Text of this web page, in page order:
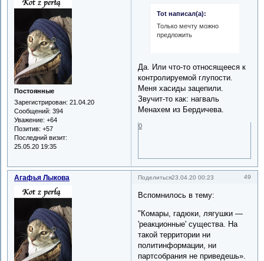
Постоянные
Зарегистрирован: 21.04.20
Сообщений: 394
Уважение: +64
Позитив: +57
Последний визит:
25.05.20 19:35
Tot написал(а):
Только мечту можно
предложить
Да. Или что-то относящееся к
контролируемой глупости.
Меня хасиды зацепили.
Звучит-то как: нагваль
Менахем из Бердичева.
0
Поделиться 49
23.04.20 00:23
Агафья Лыкова
Вспомнилось в тему:
"Комары, гадюки, лягушки —
'реакционные' существа. На
такой территории ни
политинформации, ни
партсобрания не приведешь».